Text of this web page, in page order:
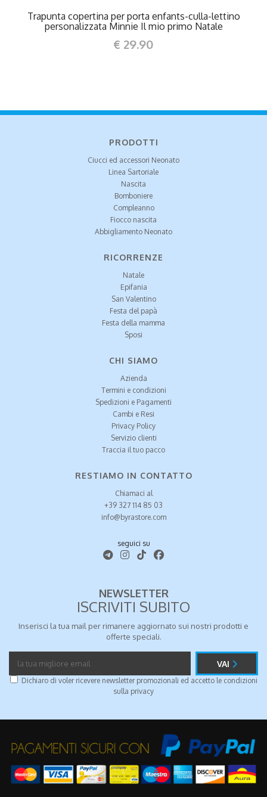
Trapunta copertina per porta enfants-culla-lettino
personalizzata Minnie Il mio primo Natale
€ 29.90
PRODOTTI
Ciucci ed accessori Neonato
Linea Sartoriale
Nascita
Bomboniere
Compleanno
Fiocco nascita
Abbigliamento Neonato
RICORRENZE
Natale
Epifania
San Valentino
Festa del papà
Festa della mamma
Sposi
CHI SIAMO
Azienda
Termini e condizioni
Spedizioni e Pagamenti
Cambi e Resi
Privacy Policy
Servizio clienti
Traccia il tuo pacco
RESTIAMO IN CONTATTO
Chiamaci al
+39 327 114 85 03
info@byrastore.com
seguici su
NEWSLETTER
ISCRIVITI SUBITO
Inserisci la tua mail per rimanere aggiornato sui nostri prodotti e
offerte speciali.
VAI
Dichiaro di voler ricevere newsletter promozionali ed accetto le condizioni
sulla privacy